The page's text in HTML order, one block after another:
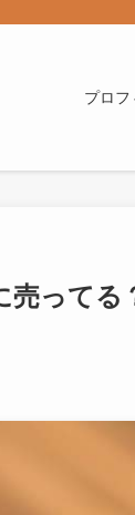
プロフ
って